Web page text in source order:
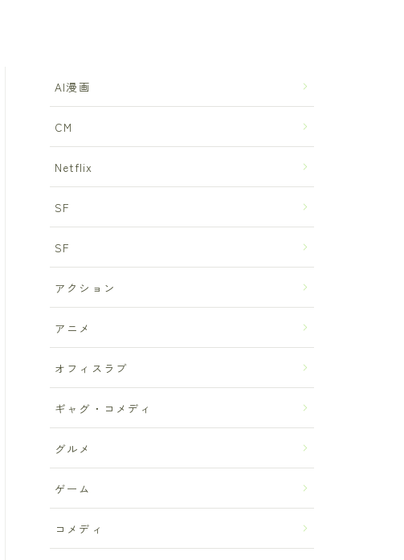
AI漫画
CM
Netflix
SF
SF
アクション
アニメ
オフィスラブ
ギャグ・コメディ
グルメ
ゲーム
コメディ